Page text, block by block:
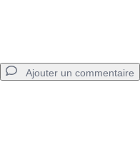
Ajouter un commentaire